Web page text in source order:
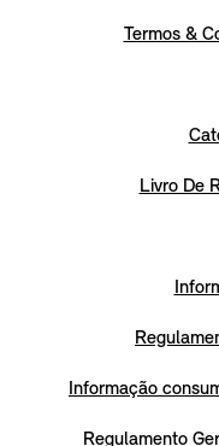
Termos &
Livro De
Informação
Regulamento